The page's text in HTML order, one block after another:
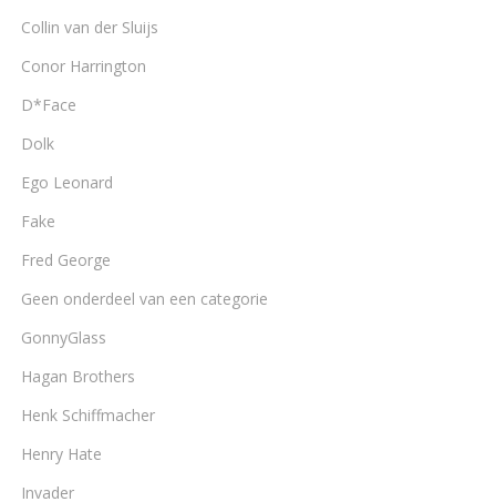
Collin van der Sluijs
Conor Harrington
D*Face
Dolk
Ego Leonard
Fake
Fred George
Geen onderdeel van een categorie
GonnyGlass
Hagan Brothers
Henk Schiffmacher
Henry Hate
Invader